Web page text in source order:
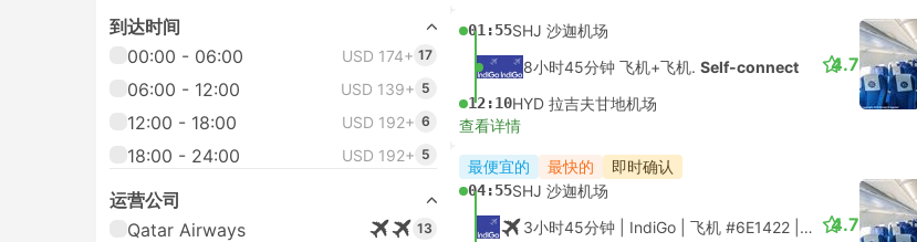
到达时间
00:00 - 06:00
USD 174+ 17
06:00 - 12:00 USD 139+ 5
12:00 - 18:00 USD 192+ 6
18:00 - 24:00 USD 192+ 5
运营公司
Qatar Airways
13
01:55SHJ 沙迦机场
8小时45分钟 飞机+飞机. Self-connect
12:10HYD 拉吉夫甘地机场
4.7
查看详情
最便宜的 最快的 即时确认
04:55SHJ 沙迦机场
3小时45分钟 | IndiGo 飞机 #6E1422 经济舱
4.7